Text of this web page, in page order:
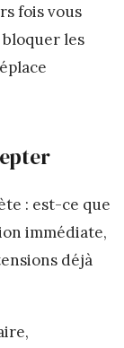
fois vous
les
: est-ce que
immédiate,
déjà